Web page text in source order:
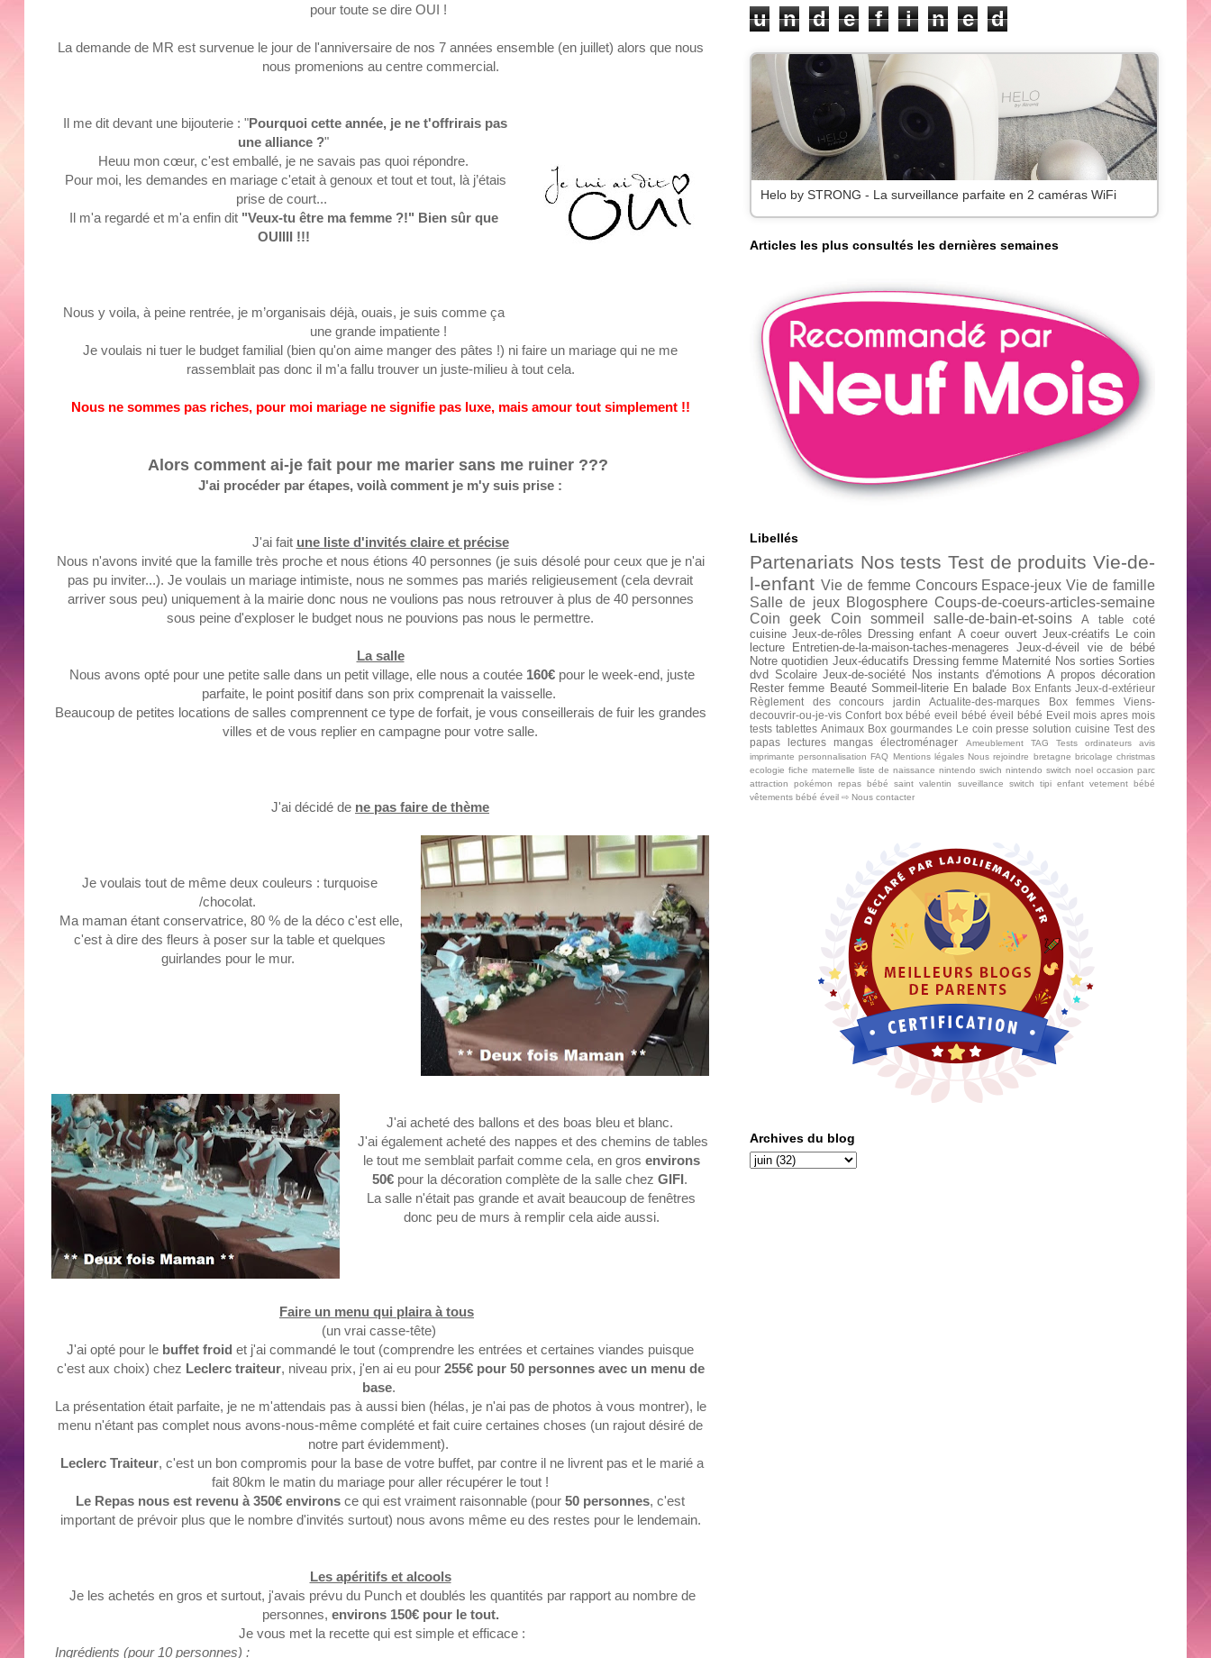
pour toute se dire OUI !
La demande de MR est survenue le jour de l'anniversaire de nos 7 années ensemble (en juillet) alors que nous
nous promenions au centre commercial.
Il me dit devant une bijouterie : "Pourquoi cette année, je ne t'offrirais pas
une alliance ?"
Heuu mon cœur, c'est emballé, je ne savais pas quoi répondre.
Pour moi, les demandes en mariage c'etaità genoux et tout et tout, là j’étais
prise de court...
Il m'a regardé et m'a enfin dit "Veux-tu être ma femme ?!" Bien sûr que
OUIIII!!!
Nous y voila, à peine rentrée, je m’organisais déjà, ouais, je suis comme ça
une grande impatiente !
Je voulais ni tuer le budget familial (bien qu'on aime manger des pâtes !) ni faire un mariage qui ne me
rassemblait pas donc il m'a fallu trouver un juste-milieu à tout cela.
Nous ne sommes pas riches, pour moi mariage ne signifie pas luxe, mais amour tout simplement !!
Alors comment ai-je fait pour me marier sans me ruiner ???
J'ai procéder par étapes, voilà comment je m'y suis prise :
J'ai fait une liste d'invités claire et précise
Nous n'avons invité que la famille très proche et nous étions 40 personnes (je suis désolé pour ceux que je n'ai
pas pu inviter...). Je voulais un mariage intimiste, nous ne sommes pas mariés religieusement (cela devrait
arriver sous peu) uniquement à la mairie donc nous ne voulions pas nous retrouver à plus de 40 personnes
sous peine d'exploser le budget nous ne pouvions pas nous le permettre.
La salle
Nous avons opté pour une petite salle dans un petit village, elle nous a coutée 160€ pour le week-end, juste
parfaite, le point positif dans son prix comprenaitla vaisselle.
Beaucoup de petites locations de salles comprennent ce type de forfait, je vous conseillerais de fuir les grandes
villes et de vous replier en campagne pour votre salle.
J'ai décidé de ne pas faire de thème
Je voulais tout de même deux couleurs : turquoise
/chocolat.
Ma maman étant conservatrice, 80 % de la déco c'est elle,
c'est à dire des fleurs à poser sur la table et quelques
guirlandes pour le mur.
J'ai acheté des ballons et des boas bleu et blanc.
J'ai également acheté des nappes et des chemins de tables
le tout me semblait parfait comme cela, en gros environs
50€pour la décoration complète de la salle chez GIFI.
La salle n'était pas grande et avait beaucoup de fenêtres
donc peu de murs à remplir cela aide aussi.
Faire un menu qui plaira à tous
(un vrai casse-tête)
J'ai opté pour le buffet froid et j'ai commandé le tout (comprendre les entrées et certaines viandes puisque
c'est aux choix) chez Leclerc traiteur, niveau prix, j'en ai eu pour 255€ pour 50 personnes avec un menu de
base.
La présentation était parfaite, je ne m'attendais pas à aussi bien (hélas, je n'ai pas de photos à vous montrer), le
menu n'étant pas complet nous avons-nous-même complété et fait cuire certaines choses (un rajout désiré de
notre part évidemment).
Leclerc Traiteur, c'est un bon compromis pour la base de votre buffet, par contre il ne livrent pas et le marié a
fait 80km le matin du mariage pour aller récupérer le tout !
Le Repas nous est revenu à 350€ environs ce qui est vraiment raisonnable (pour 50 personnes, c'est
important de prévoir plus que le nombre d'invités surtout) nous avons même eu des restes pour le lendemain.
Les apéritifs et alcools
Je les achetés en gros et surtout, j'avais prévu du Punch et doublés les quantités par rapport au nombre de
personnes, environs 150€ pour le tout.
Je vous met la recette qui est simple et efficace :
Ingrédients (pour 10 personnes) :
u n d e f i n e d
Helo by STRONG - La surveillance parfaite en 2 caméras WiFi
Articles les plus consultés les dernières semaines
Libellés
Partenariats Nos tests Test de produits Vie-de-
l-enfant Vie de femme Concours Espace-jeux Vie de famille
Salle de jeux Blogosphere Coups-de-coeurs-articles-semaine
Coin geek
Coin sommeil salle-de-bain-et-soins A table
coté
cuisine Jeux-de-rôles Dressing enfant A coeur ouvert Jeux-créatifs
Le coin
lecture
Entretien-de-la-maison-taches-menageres Jeux-d-éveil
vie de bébé
Notre quotidien Jeux-éducatifs Dressing femme Maternité Nos sorties Sorties
dvd Scolaire Jeux-de-société Nos instants d'émotions A propos décoration
Rester femme Beauté Sommeil-literie En balade Box Enfants Jeux-d-extérieur
Règlement des concours
jardin Actualite-des-marques Box femmes
Viens-
decouvrir-ou-je-vis Confort box bébé eveil bébé éveil bébé Eveil mois apres mois
tests tablettes Animaux Box gourmandes Le coin presse solution cuisine Test des
papas
lectures mangas électroménager Ameublement TAG Tests ordinateurs
avis
imprimante personnalisation FAQ Mentions légales Nous rejoindre bretagne bricolage christmas
ecologie fiche maternelle liste de naissance nintendo swich nintendo switch noel occasion parc
attraction
pokémon repas bébé saint valentin suveillance switch tipi enfant vetement bébé
vêtements bébé éveil ⇨ Nous contacter
Archives du blog